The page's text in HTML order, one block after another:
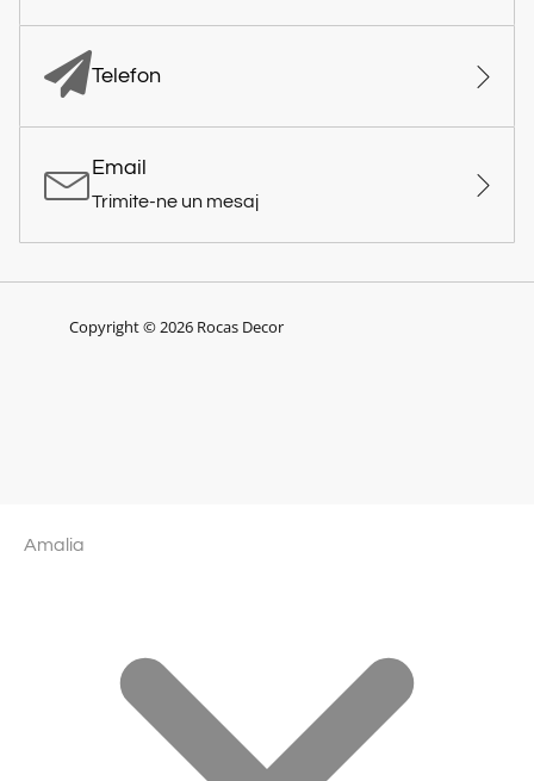
Telefon
Email
Trimite-ne un mesaj
Copyright © 2026 Rocas Decor
Amalia